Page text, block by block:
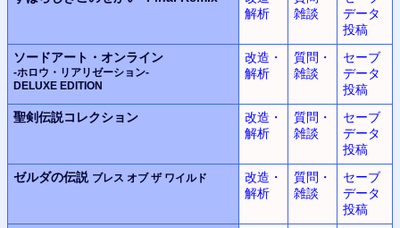
解析
雑談
データ
投稿
ソードアート・オンライン
-ホロウ・リアリゼーション-
DELUXE EDITION
改造・
解析
質問・
雑談
セーブ
データ
投稿
聖剣伝説コレクション
改造・
解析
質問・
雑談
セーブ
データ
投稿
ゼルダの伝説 ブレス オブ ザ ワイルド
改造・
解析
質問・
雑談
セーブ
データ
投稿